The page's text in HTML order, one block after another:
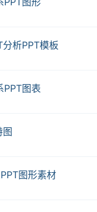
析PPT模板
PPT图表
图形素材